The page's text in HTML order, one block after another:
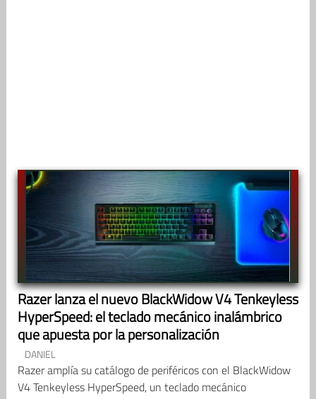
Razer lanza el nuevo BlackWidow V4 Tenkeyless
HyperSpeed: el teclado mecánico inalámbrico
que apuesta por la personalización
DANIEL
Razer amplía su catálogo de periféricos con el BlackWidow
V4 Tenkeyless HyperSpeed, un teclado mecánico